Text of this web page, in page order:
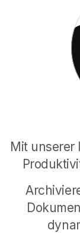
Meine
Der
vom
darauf
Meine
Bringen
Mit unserer